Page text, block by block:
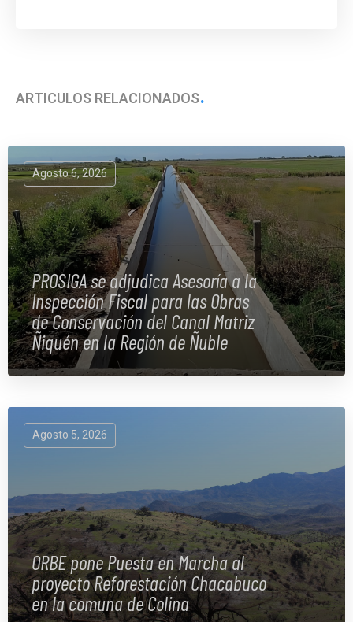
ARTÍCULOS RELACIONADOS
Agosto 6, 2026
PROSIGA se adjudica Asesoría a la
Inspección Fiscal para las Obras
de Conservación del Canal Matriz
Ñiquén en la Región de Ñuble
Agosto 5, 2026
ORBE pone Puesta en Marcha al
proyecto Reforestación Chacabuco
en la comuna de Colina